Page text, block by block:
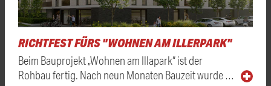
RICHTFEST FÜRS "WOHNEN AM ILLERPARK"
Beim Bauprojekt „Wohnen am Illapark“ ist der
Rohbau fertig. Nach neun Monaten Bauzeit wurde …